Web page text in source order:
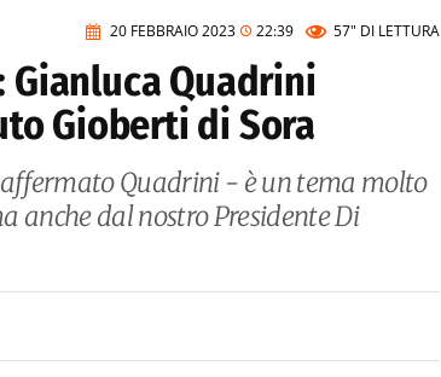
20 FEBBRAIO 2023 22:39 57" DI LETTURA
Gianluca Quadrini
Gioberti di Sora
Quadrini - è un tema molto
anche dal nostro Presidente Di